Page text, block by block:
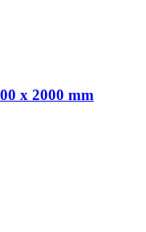
x 2000 mm